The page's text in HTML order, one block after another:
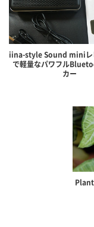
iina-style Sound miniレ
で軽量なパワフル
カー